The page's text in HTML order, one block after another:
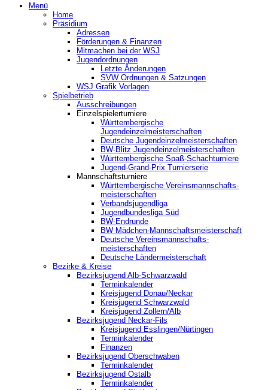
Menü
Home
Präsidium
Adressen
Förderungen & Finanzen
Mitmachen bei der WSJ
Jugendordnungen
Letzte Änderungen
SVW Ordnungen & Satzungen
WSJ Grafik Vorlagen
Spielbetrieb
Ausschreibungen
Einzelspielerturniere
Württembergische
Jugendeinzelmeisterschaften
Deutsche Jugendeinzelmeisterschaften
BW-Blitz Jugendeinzelmeisterschaften
Württembergische Spaß-Schachturniere
Jugend-Grand-Prix Turnierserie
Mannschaftsturniere
Württembergische Vereinsmannschafts-
meisterschaften
Verbandsjugendliga
Jugendbundesliga Süd
BW-Endrunde
BW Mädchen-Mannschaftsmeisterschaft
Deutsche Vereinsmannschafts-
meisterschaften
Deutsche Ländermeisterschaft
Bezirke & Kreise
Bezirksjugend Alb-Schwarzwald
Terminkalender
Kreisjugend Donau/Neckar
Kreisjugend Schwarzwald
Kreisjugend Zollern/Alb
Bezirksjugend Neckar-Fils
Kreisjugend ‎Esslingen/Nürtingen
Terminkalender
Finanzen
Bezirksjugend Oberschwaben
Terminkalender
Bezirksjugend Ostalb
Terminkalender